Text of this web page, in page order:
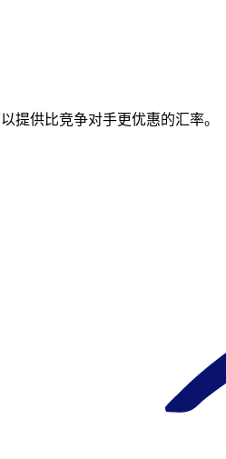
提供比竞争对手更优惠的汇率。